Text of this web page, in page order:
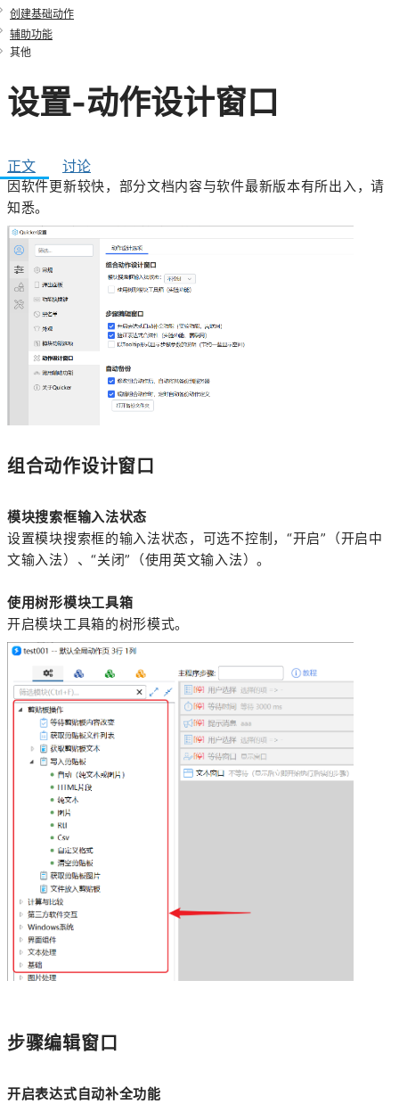
创建基础动作
辅助功能
其他
设置-动作设计窗口
正文 讨论
因软件更新较快，部分文档内容与软件最新版本有所出入，请
知悉。
组合动作设计窗口
模块搜索框输入法状态
设置模块搜索框的输入法状态，可选不控制，“开启”（开启中
文输入法）、“关闭”（使用英文输入法）。
使用树形模块工具箱
开启模块工具箱的树形模式。
步骤编辑窗口
开启表达式自动补全功能